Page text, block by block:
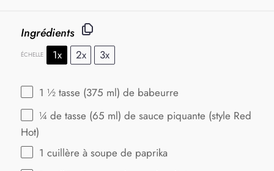
Ingrédients
ÉCHELLE 1x 2x 3x
1 ½ tasse (375 ml) de babeurre
¼ de tasse (65 ml) de sauce piquante (style Red
Hot)
1 cuillère à soupe de paprika